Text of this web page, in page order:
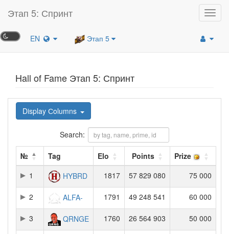
Этап 5: Спринт
EN Этап 5
Hall of Fame Этап 5: Спринт
Display Сolumns
Search:
№ Tag Elo Points
Prize
1
HYBRD 1817 57 829 080 75 000
2 ALFA- 1791 49 248 541 60 000
3 QRNGE 1760 26 564 903 50 000